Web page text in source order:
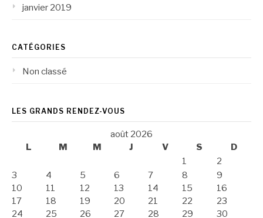
janvier 2019
CATÉGORIES
Non classé
LES GRANDS RENDEZ-VOUS
août 2026
L
M M J V S
D
1
2
3
4 5 6 7 8
9
10
11 12 13 14 15
16
17
18 19 20 21 22
23
24
25 26 27 28 29
30